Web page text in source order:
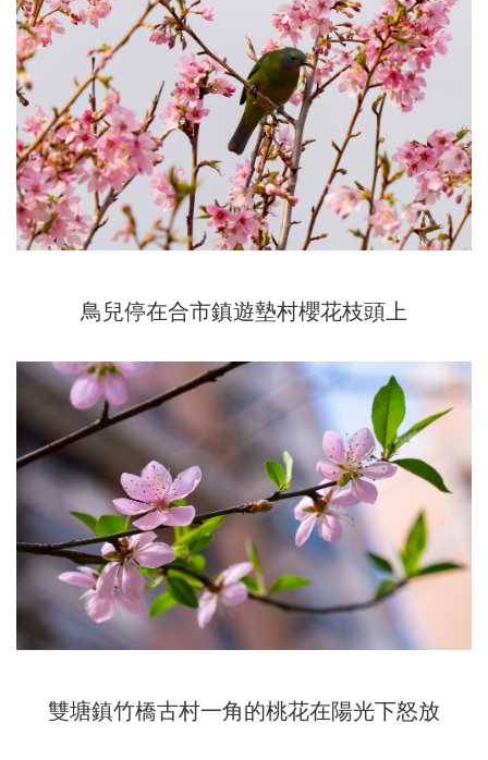
鳥兒停在合市鎮遊墊村櫻花枝頭上
雙塘鎮竹橋古村一角的桃花在陽光下怒放